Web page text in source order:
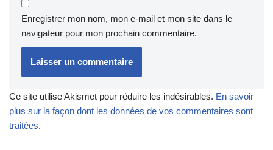
Enregistrer mon nom, mon e-mail et mon site dans le
navigateur pour mon prochain commentaire.
Ce site utilise Akismet pour réduire les indésirables. En savoir
plus sur la façon dont les données de vos commentaires sont
traitées.